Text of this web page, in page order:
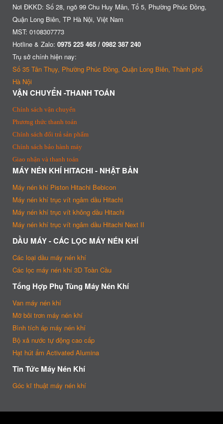
Nơi ĐKKD: Số 28, ngõ 99 Chu Huy Mân, Tổ 5, Phường Phúc Đồng,
Quận Long Biên, TP Hà Nội, Việt Nam
MST: 0108307773
Hotline & Zalo: 0975 225 465 / 0982 387 240
Trụ sở chính hiện nay:
Số 35 Tân Thụy, Phường Phúc Đồng, Quận Long Biên, Thành phố
Hà Nội
VẬN CHUYỂN -THANH TOÁN
Chính sách vận chuyển
Phương thức thanh toán
Chính sách đổi trả sản phẩm
Chính sách bảo hành máy
Giao nhận và thanh toán
MÁY NÉN KHÍ HITACHI - NHẬT BẢN
Máy nén khí Piston Hitachi Bebicon
Máy nén khí trục vít ngâm dầu Hitachi
Máy nén khí trục vít không dầu Hitachi
Máy nén khí trục vít ngâm dầu Hitachi Next II
DẦU MÁY - CÁC LỌC MÁY NÉN KHÍ
Các loại dầu máy nén khí
Các lọc máy nén khí 3D Toàn Cầu
Tổng Hợp Phụ Tùng Máy Nén Khí
Van máy nén khí
Mỡ bôi trơn máy nén khí
Bình tích áp máy nén khí
Bộ xả nước tự động cao cấp
Hạt hút ẩm Activated Alumina
Tin Tức Máy Nén Khí
Góc kĩ thuật máy nén khí